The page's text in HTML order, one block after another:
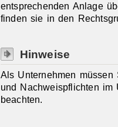
entsprechenden Anlage
finden sie in den
Hinweise
Als Unternehmen
und Nachweispflichten im
beachten.